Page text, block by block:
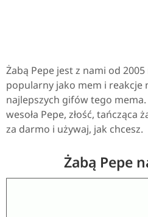
Żabą Pepe jest z nami od
popularny jako mem i reakcje
najlepszych gifów tego mema.
wesoła Pepe, złość, tańcząca
za darmo i używaj, jak chcesz.
Żabą Pepe